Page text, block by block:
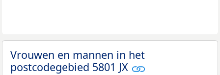
Vrouwen en mannen in het
postcodegebied 5801 JX